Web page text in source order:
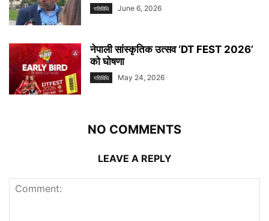
गतिविधि June 6, 2026
नेपाली सांस्कृतिक उत्सव ‘DT FEST 2026’
को घोषणा
गतिविधि May 24, 2026
NO COMMENTS
LEAVE A REPLY